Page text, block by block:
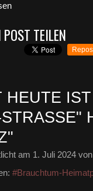
POST TEILEN
HEUTE
am 1. Juli 2024
#Brauchtum-